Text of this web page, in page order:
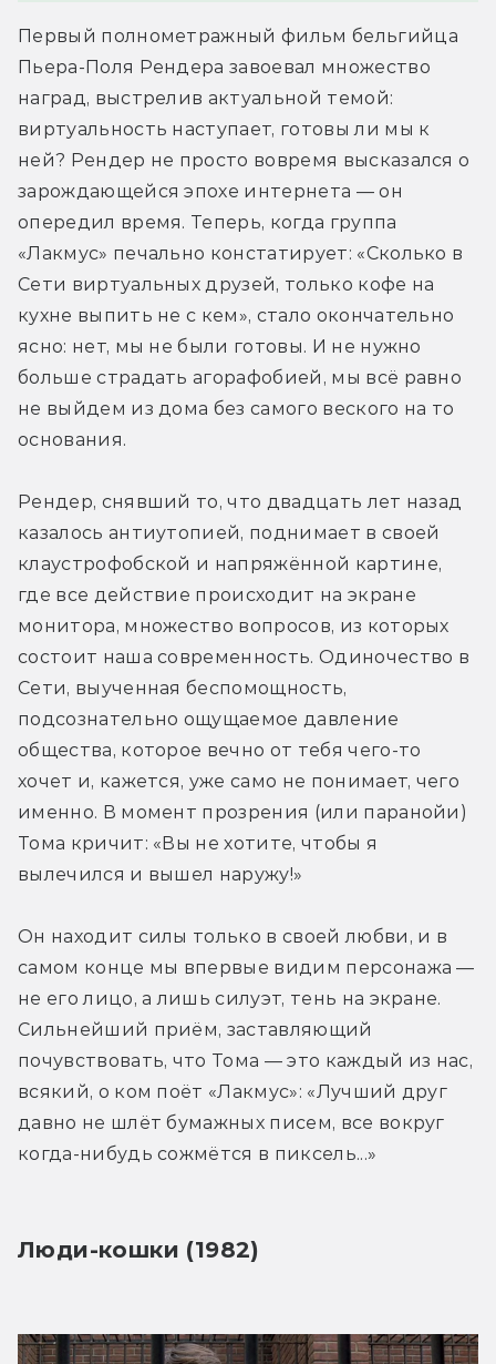
Первый полнометражный фильм бельгийца
Пьера-Поля Рендера завоевал множество
наград, выстрелив актуальной темой:
виртуальность наступает, готовы ли мы к
ней? Рендер не просто вовремя высказался о
зарождающейся эпохе интернета — он
опередил время. Теперь, когда группа
«Лакмус» печально констатирует: «Сколько в
Сети виртуальных друзей, только кофе на
кухне выпить не с кем», стало окончательно
ясно: нет, мы не были готовы. И не нужно
больше страдать агорафобией, мы всё равно
не выйдем из дома без самого веского на то
основания.
Рендер, снявший то, что двадцать лет назад
казалось антиутопией, поднимает в своей
клаустрофобской и напряжённой картине,
где все действие происходит на экране
монитора, множество вопросов, из которых
состоит наша современность. Одиночество в
Сети, выученная беспомощность,
подсознательно ощущаемое давление
общества, которое вечно от тебя чего-то
хочет и, кажется, уже само не понимает, чего
именно. В момент прозрения (или паранойи)
Тома кричит: «Вы не хотите, чтобы я
вылечился и вышел наружу!»
Он находит силы только в своей любви, и в
самом конце мы впервые видим персонажа —
не его лицо, а лишь силуэт, тень на экране.
Сильнейший приём, заставляющий
почувствовать, что Тома — это каждый из нас,
всякий, о ком поёт «Лакмус»: «Лучший друг
давно не шлёт бумажных писем, все вокруг
когда-нибудь сожмётся в пиксель...»
Люди-кошки (1982)